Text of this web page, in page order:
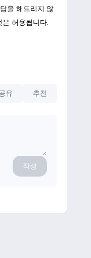
을 해드리지 않
허용됩니다.
유 추천
작성